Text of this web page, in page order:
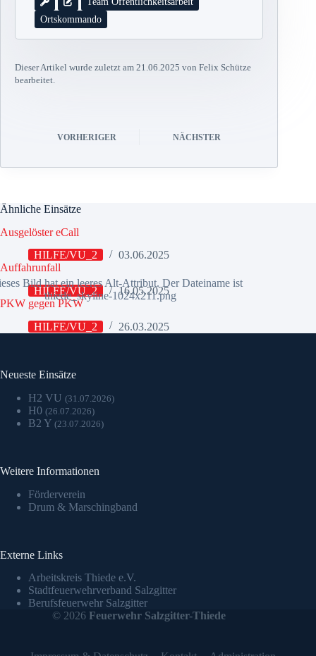
Ortskommando
Dieser Artikel wurde zuletzt am 21.06.2025 von Felix Schütze
bearbeitet.
VORHERIGER NÄCHSTER
Ähnliche Einsätze
Ausgelöster eCall
HILFE/VU_2
03.06.2025
Auffahrunfall
HILFE/VU_2
16.05.2025
PKW gegen PKW
HILFE/VU_2
26.03.2025
Neueste Einsätze
H2 VU (31.07.2026)
H0 (26.07.2026)
B2 Y (23.07.2026)
Weitere Informationen
Förderverein
Drum & Marschingband
Externe Links
Arbeitskreis Thiede e.V.
Stadtfeuerwehrverband Salzgitter
Berufsfeuerwehr Salzgitter
© 2026Feuerwehr Salzgitter-Thiede